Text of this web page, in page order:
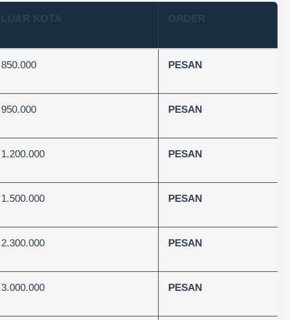
LUAR KOTA ORDER
850.000 PESAN
950.000 PESAN
1.200.000 PESAN
1.500.000 PESAN
2.300.000 PESAN
3.000.000 PESAN